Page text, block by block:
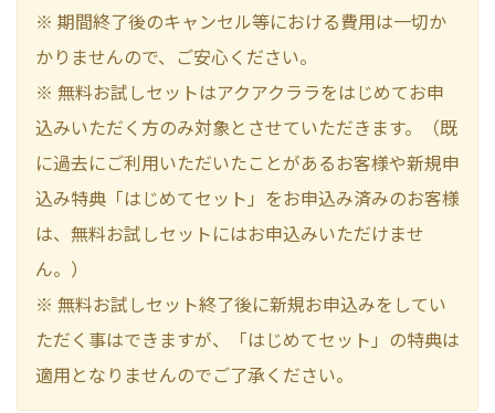
※ 期間終了後のキャンセル等における費用は一切か
かりませんので、ご安心ください。
※ 無料お試しセットはアクアクララをはじめてお申
込みいただく方のみ対象とさせていただきます。（既
に過去にご利用いただいたことがあるお客様や新規申
込み特典「はじめてセット」をお申込み済みのお客様
は、無料お試しセットにはお申込みいただけませ
ん。）
※ 無料お試しセット終了後に新規お申込みをしてい
ただく事はできますが、「はじめてセット」の特典は
適用となりませんのでご了承ください。